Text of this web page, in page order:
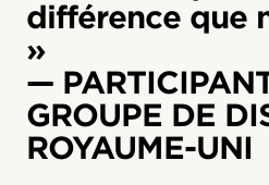
différence que
»
—
GROUPE DE
ROYAUME-UNI